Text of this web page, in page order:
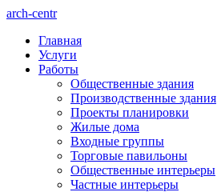
arch-centr
Главная
Услуги
Работы
Общественные здания
Производственные здания
Проекты планировки
Жилые дома
Входные группы
Торговые павильоны
Общественные интерьеры
Частные интерьеры